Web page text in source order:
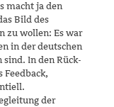
macht ja den
Bild des
zu wol­len: Es war
in der deutschen
sind. In den Rück­
der